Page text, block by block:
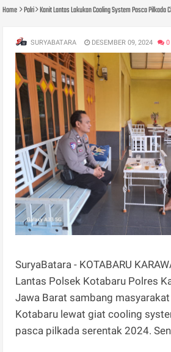
Home Polri Kanit Lantas Lakukan Cooling System Pasca
SURYABATARA DESEMBER 09, 2024 0
SuryaBatara - KOTABARU
Lantas Polsek Kotabaru Polres
Jawa Barat sambang
Kotabaru lewat giat cooling
pasca pilkada serentak 2024.